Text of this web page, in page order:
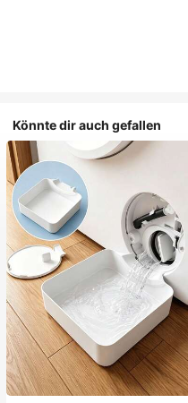
Könnte dir auch gefallen